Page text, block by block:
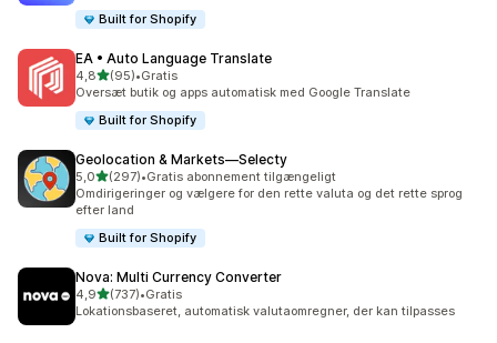
Built for Shopify
EA • Auto Language Translate
4,8ud af 5 stjerner
(95)
95 anmeldelser i alt
•Gratis
Oversæt butik og apps automatisk med Google Translate
Built for Shopify
Geolocation & Markets—Selecty
5,0ud af 5 stjerner
(297)
297 anmeldelser i alt
•Gratis abonnement tilgængeligt
Omdirigeringer og vælgere for den rette valuta og det rette sprog
efter land
Built for Shopify
Nova: Multi Currency Converter
4,9ud af 5 stjerner
(737)
737 anmeldelser i alt
•Gratis
Lokationsbaseret, automatisk valutaomregner, der kan tilpasses